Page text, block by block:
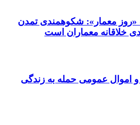
«روز معمار»: شکوهمندی تمدن
خلاقانه معماران است
اموال عمومی حمله به زندگی